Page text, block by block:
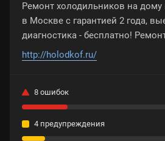
Ремонт холодильников на дому
в Москве с гарантией 2 года,
диагностика - бесплатно!
мастеров сети сервисных
http://holodkof.ru/
8 ошибок
4 предупреждения